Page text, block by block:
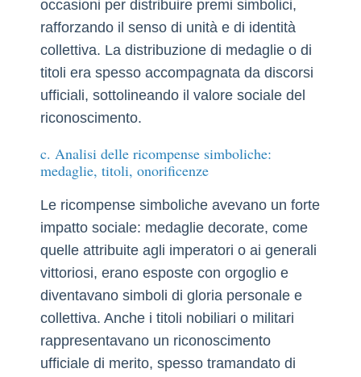
occasioni per distribuire premi simbolici,
rafforzando il senso di unità e di identità
collettiva. La distribuzione di medaglie o di
titoli era spesso accompagnata da discorsi
ufficiali, sottolineando il valore sociale del
riconoscimento.
c. Analisi delle ricompense simboliche:
medaglie, titoli, onorificenze
Le ricompense simboliche avevano un forte
impatto sociale: medaglie decorate, come
quelle attribuite agli imperatori o ai generali
vittoriosi, erano esposte con orgoglio e
diventavano simboli di gloria personale e
collettiva. Anche i titoli nobiliari o militari
rappresentavano un riconoscimento
ufficiale di merito, spesso tramandato di